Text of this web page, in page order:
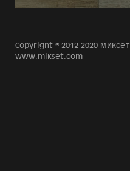
Copyright © 2012-2020 Миксет
www.mikset.com